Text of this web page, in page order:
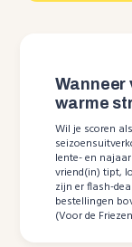
Wanneer
warme
Wil je scoren
lente- en
vriend(in) tipt,
zijn er flash-
bestellingen
(Voor de